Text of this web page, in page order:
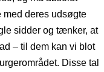
deres udsøgte
sidder og tænker, at
– til dem kan vi blot
Disse tal